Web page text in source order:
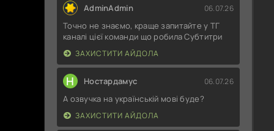
AdminAdmin 06.07.26
Точно не знаємо, краще запитайте у ТГ
каналі цієї команди що робила Субтитри
ЗАХИСТИТИ АЙДОЛА
Н Ностардамус 06.07.26
А озвучка на українській мові буде?
ЗАХИСТИТИ АЙДОЛА